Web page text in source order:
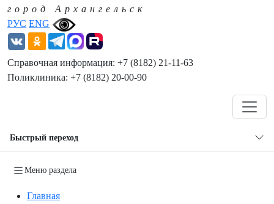
РУС ENG
город Архангельск
Справочная информация: +7 (8182) 21-11-63
Поликлиника: +7 (8182) 20-00-90
Быстрый переход
Меню раздела
Главная